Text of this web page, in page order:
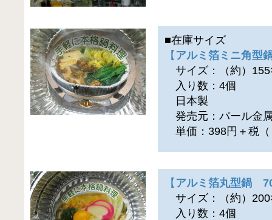
■在庫サイズ
【 アルミ箔ミニ角型
サイズ：（約）
入り数：4個
日本製
発売元：パール金
単価：398円＋税（
【 アルミ箔丸型鍋
サイズ：（約）
入り数：4個